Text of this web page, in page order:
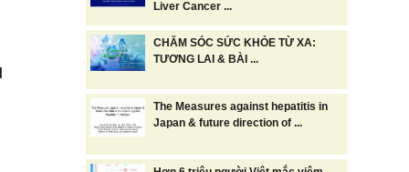
Liver Cancer ...
CHĂM SÓC SỨC KHỎE TỪ XA:
TƯƠNG LAI & BÀI ...
The Measures against hepatitis in
Japan & future direction of ...